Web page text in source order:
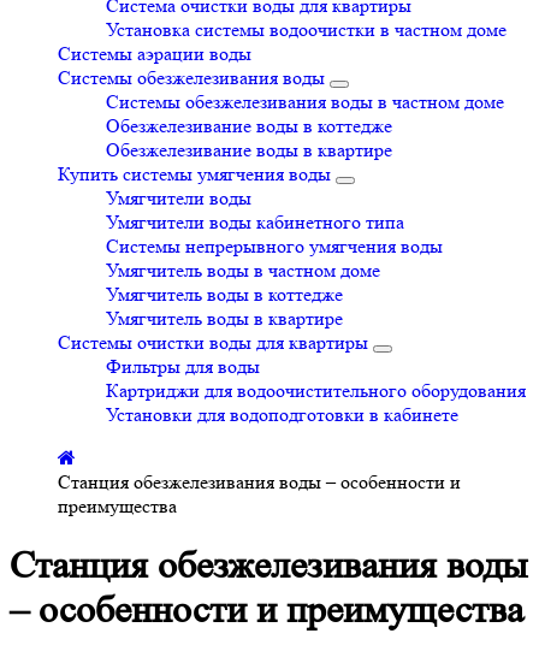
Система очистки воды для квартиры
Установка системы водоочистки в частном доме
Системы аэрации воды
Системы обезжелезивания воды
Системы обезжелезивания воды в частном доме
Обезжелезивание воды в коттедже
Обезжелезивание воды в квартире
Купить системы умягчения воды
Умягчители воды
Умягчители воды кабинетного типа
Системы непрерывного умягчения воды
Умягчитель воды в частном доме
Умягчитель воды в коттедже
Умягчитель воды в квартире
Системы очистки воды для квартиры
Фильтры для воды
Картриджи для водоочистительного оборудования
Установки для водоподготовки в кабинете
Станция обезжелезивания воды – особенности и
преимущества
Станция обезжелезивания воды
– особенности и преимущества